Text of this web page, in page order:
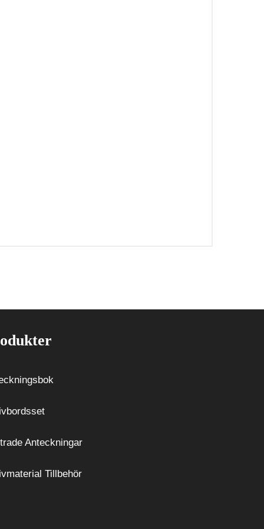
Anteckningar
Tillbehör